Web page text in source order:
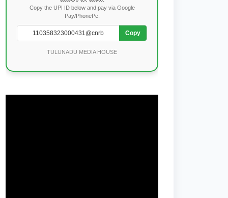
Copy the UPI ID below and pay via Google
Pay/PhonePe.
Copy
TULUNADU MEDIA HOUSE